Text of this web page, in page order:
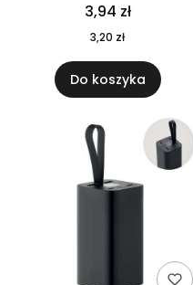
3,94 zł
3,20 zł
Do koszyka